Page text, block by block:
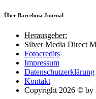
Über Barcelona Journal
Herausgeber:
Silver Media Direct
Fotocredits
Impressum
Datenschutzerklärung
Kontakt
Copyright 2026 © by